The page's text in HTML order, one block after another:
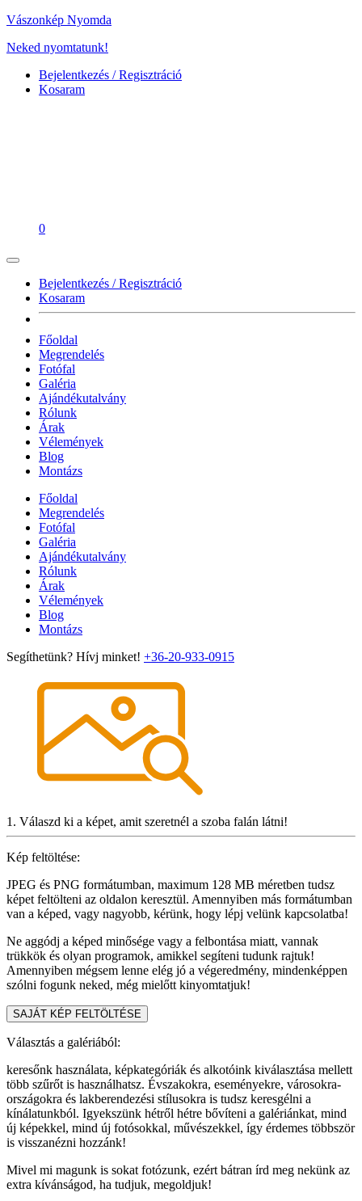
Vászonkép Nyomda
Neked nyomtatunk!
Bejelentkezés / Regisztráció
Kosaram
0
Bejelentkezés / Regisztráció
Kosaram
Főoldal
Megrendelés
Fotófal
Galéria
Ajándékutalvány
Rólunk
Árak
Vélemények
Blog
Montázs
Főoldal
Megrendelés
Fotófal
Galéria
Ajándékutalvány
Rólunk
Árak
Vélemények
Blog
Montázs
Segíthetünk? Hívj minket! +36-20-933-0915
1. Válaszd ki a képet, amit szeretnél a szoba falán látni!
Kép feltöltése:
JPEG és PNG formátumban, maximum 128 MB méretben tudsz
képet feltölteni az oldalon keresztül. Amennyiben más formátumban
van a képed, vagy nagyobb, kérünk, hogy lépj velünk kapcsolatba!
Ne aggódj a képed minősége vagy a felbontása miatt, vannak
trükkök és olyan programok, amikkel segíteni tudunk rajtuk!
Amennyiben mégsem lenne elég jó a végeredmény, mindenképpen
szólni fogunk neked, még mielőtt kinyomtatjuk!
SAJÁT KÉP FELTÖLTÉSE
Választás a galériából:
keresőnk használata, képkategóriák és alkotóink kiválasztása mellett
több szűrőt is használhatsz. Évszakokra, eseményekre, városokra-
országokra és lakberendezési stílusokra is tudsz keresgélni a
kínálatunkból. Igyekszünk hétről hétre bővíteni a galériánkat, mind
új képekkel, mind új fotósokkal, művészekkel, így érdemes többször
is visszanézni hozzánk!
Mivel mi magunk is sokat fotózunk, ezért bátran írd meg nekünk az
extra kívánságod, ha tudjuk, megoldjuk!